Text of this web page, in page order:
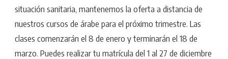
situación sanitaria, mantenemos la oferta a distancia de
nuestros cursos de árabe para el próximo trimestre. Las
clases comenzarán el 8 de enero y terminarán el 18 de
marzo. Puedes realizar tu matrícula del 1 al 27 de diciembre